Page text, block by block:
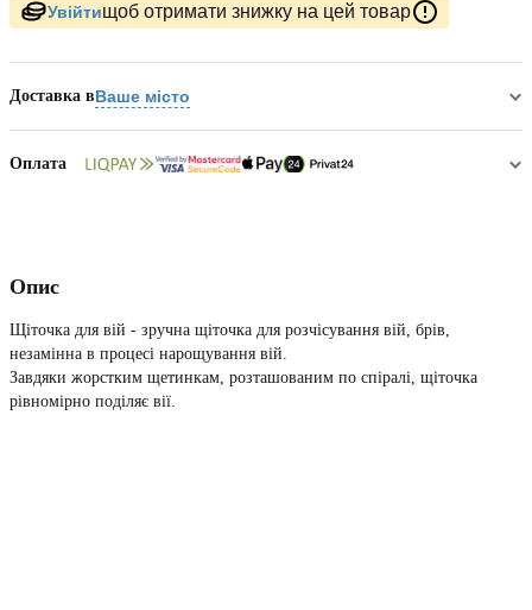
Увійтищоб отримати знижку на цей товар
Доставка вВаше місто
Оплата
Опис
Щіточка для вій - зручна щіточка для розчісування вій, брів,
незамінна в процесі нарощування вій.
Завдяки жорстким щетинкам, розташованим по спіралі, щіточка
рівномірно поділяє вії.